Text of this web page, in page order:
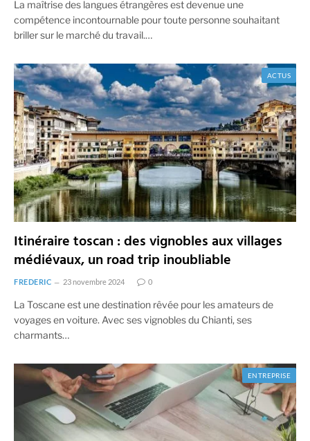
La maîtrise des langues étrangères est devenue une
compétence incontournable pour toute personne souhaitant
briller sur le marché du travail.…
ACTUS
Itinéraire toscan : des vignobles aux villages
médiévaux, un road trip inoubliable
FREDERIC 23 novembre 2024 0
La Toscane est une destination rêvée pour les amateurs de
voyages en voiture. Avec ses vignobles du Chianti, ses
charmants…
ENTREPRISE